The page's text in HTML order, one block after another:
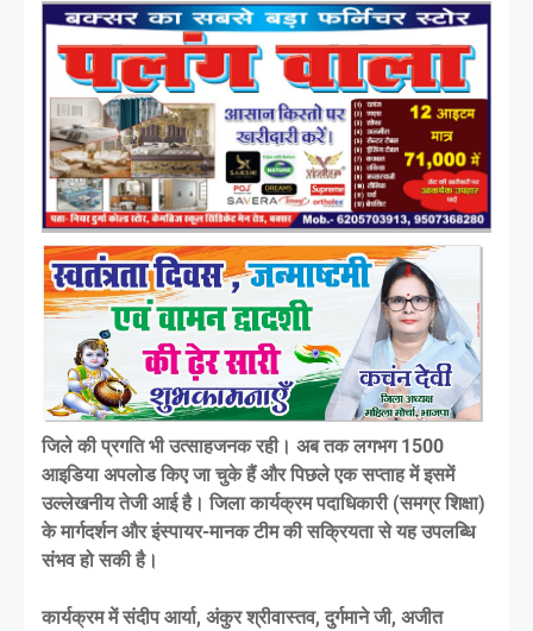
जिले की प्रगति भी उत्साहजनक रही। अब तक लगभग 1500
आइडिया अपलोड किए जा चुके हैं और पिछले एक सप्ताह में इसमें
उल्लेखनीय तेजी आई है। जिला कार्यक्रम पदाधिकारी (समग्र शिक्षा)
के मार्गदर्शन और इंस्पायर-मानक टीम की सक्रियता से यह उपलब्धि
संभव हो सकी है।
कार्यक्रम में संदीप आर्या, अंकुर श्रीवास्तव, दुर्गमाने जी, अजीत